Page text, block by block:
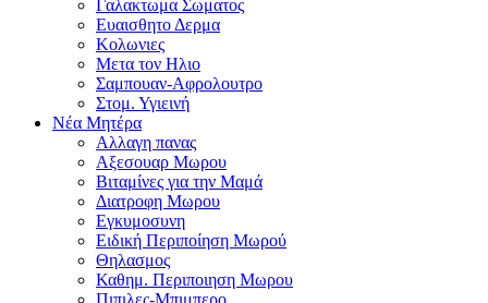
Γαλακτωμα Σωματος
Ευαισθητο Δερμα
Κολωνιες
Μετα τον Ηλιο
Σαμπουαν-Αφρολουτρο
Στομ. Υγιεινή
Νέα Μητέρα
Αλλαγη πανας
Αξεσουαρ Μωρου
Βιταμίνες για την Μαμά
Διατροφη Μωρου
Εγκυμοσυνη
Ειδική Περιποίηση Μωρού
Θηλασμος
Καθημ. Περιποιηση Μωρου
Πιπιλες-Μπιμπερο